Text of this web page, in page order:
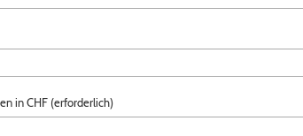
in CHF (erforderlich)